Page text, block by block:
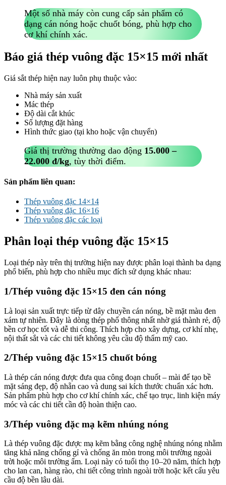
Một số nhà máy còn cung cấp sản phẩm có
dạng cán nóng hoặc chuốt bóng, phù hợp cho
cơ khí chính xác.
Báo giá thép vuông đặc 15×15 mới nhất
Giá sắt thép hiện nay luôn phụ thuộc vào:
Nhà máy sản xuất
Mác thép
Độ dài cắt khúc
Số lượng đặt hàng
Hình thức giao (tại kho hoặc vận chuyển)
Giá thị trường thường dao động 15.000 –
22.000 đ/kg, tùy thời điểm.
Sản phẩm liên quan:
Thép vuông đặc 14×14
Thép vuông đặc 16×16
Thép vuông đặc các loại
Phân loại thép vuông đặc 15×15
Loại thép này trên thị trường hiện nay được phân loại thành ba dạng
phổ biến, phù hợp cho nhiều mục đích sử dụng khác nhau:
1/Thép vuông đặc 15×15 đen cán nóng
Là loại sản xuất trực tiếp từ dây chuyền cán nóng, bề mặt màu đen
xám tự nhiên. Đây là dòng thép phổ thông nhất nhờ giá thành rẻ, độ
bền cơ học tốt và dễ thi công. Thích hợp cho xây dựng, cơ khí nhẹ,
nội thất sắt và các chi tiết không yêu cầu độ thẩm mỹ cao.
2/Thép vuông đặc 15×15 chuốt bóng
Là thép cán nóng được đưa qua công đoạn chuốt – mài để tạo bề
mặt sáng đẹp, độ nhẵn cao và dung sai kích thước chuẩn xác hơn.
Sản phẩm phù hợp cho cơ khí chính xác, chế tạo trục, linh kiện máy
móc và các chi tiết cần độ hoàn thiện cao.
3/Thép vuông đặc mạ kẽm nhúng nóng
Là thép vuông đặc được mạ kẽm bằng công nghệ nhúng nóng nhằm
tăng khả năng chống gỉ và chống ăn mòn trong môi trường ngoài
trời hoặc môi trường ẩm. Loại này có tuổi thọ 10–20 năm, thích hợp
cho lan can, hàng rào, chi tiết công trình ngoài trời hoặc kết cấu yêu
cầu độ bền lâu dài.